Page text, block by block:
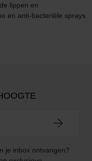
lippen en
en anti-bacteriële sprays
je inbox ontvangen?